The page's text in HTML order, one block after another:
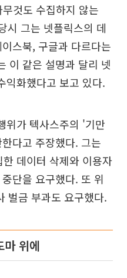
것도 수집하지 않는
시 그는 넷플릭스의 데
스북, 구글과 다르다는
이 같은 설명과 달리 넷
익화했다고 보고 있다.
위가 텍사스주의 '기만
다고 주장했다. 그는
데이터 삭제와 이용자
단을 요구했다. 또 위
벌금 부과도 요구했다.
마 위에